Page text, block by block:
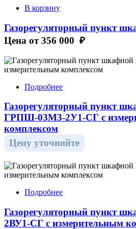
В корзину
Газорегуляторный пункт
Цена от356 000 ₽
Подробнее
Газорегуляторный пункт
ГРПШ-03М3-2У1-СГ с
комплексом
Цену уточняйте
Подробнее
Газорегуляторный пункт
2ВУ1-СГ с измерительным